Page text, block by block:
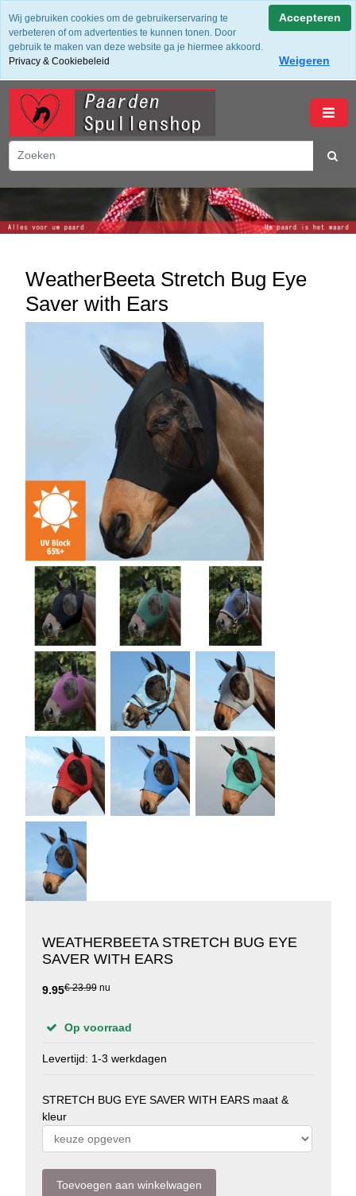
✔ Groot assortiment ✔ De beste merken ✔ Gratis verzending
vanaf 50,- (NL) ✔ Achteraf Betalen ✔ 14 dagen bedenktijd
winkelwagen
WeatherBeeta Stretch Bug Eye
Saver with Ears
WEATHERBEETA STRETCH BUG EYE
SAVER WITH EARS
9.95€ 23.99nu
Op voorraad
Levertijd: 1-3 werkdagen
STRETCH BUG EYE SAVER WITH EARS maat &
kleur
Wij gebruiken cookies om de gebruikerservaring te
verbeteren of om advertenties te kunnen tonen. Door
gebruik te maken van deze website ga je hiermee akkoord.
Privacy & Cookiebeleid
Accepteren
Weigeren